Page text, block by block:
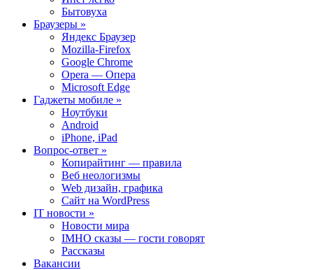
Бытовуха
Браузеры »
Яндекс Браузер
Mozilla-Firefox
Google Chrome
Opera — Опера
Microsoft Edge
Гаджеты мобиле »
Ноутбуки
Android
iPhone, iPad
Вопрос-ответ »
Копирайтинг — правила
Веб неологизмы
Web дизайн, графика
Сайт на WordPress
IT новости »
Новости мира
IMHO сказы — гости говорят
Рассказы
Вакансии